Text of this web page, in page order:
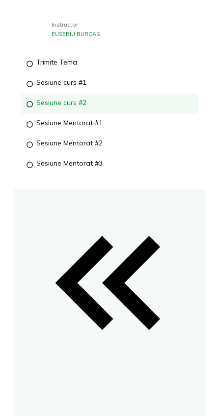
Instructor
EUSEBIU BURCAS
Trimite Tema
Sesiune curs #1
Sesiune curs #2
Sesiune Mentorat #1
Sesiune Mentorat #2
Sesiune Mentorat #3